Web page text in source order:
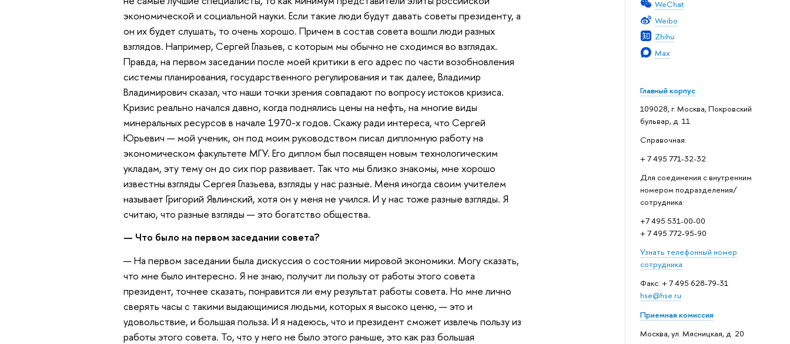
WeChat
Weibo
Zhihu
Max
Главный корпус
109028, г. Москва, Покровский
бульвар, д. 11
Справочная:
+ 7 495 771-32-32
Для соединения с внутренним
номером подразделения/
сотрудника:
+7 495 531-00-00
+ 7 495 772-95-90
Узнать телефонный номер
сотрудника
Факс: + 7 495 628-79-31
hse@hse.ru
Приемная комиссия
Москва, ул. Мясницкая, д. 20
экономической и социальной науки. Если такие люди будут давать советы президенту, а
он их будет слушать, то очень хорошо. Причем в состав совета вошли люди разных
взглядов. Например, Сергей Глазьев, с которым мы обычно не сходимся во взглядах.
Правда, на первом заседании после моей критики в его адрес по части возобновления
системы планирования, государственного регулирования и так далее, Владимир
Владимирович сказал, что наши точки зрения совпадают по вопросу истоков кризиса.
Кризис реально начался давно, когда поднялись цены на нефть, на многие виды
минеральных ресурсов в начале 1970-х годов. Скажу ради интереса, что Сергей
Юрьевич — мой ученик, он под моим руководством писал дипломную работу на
экономическом факультете МГУ. Его диплом был посвящен новым технологическим
укладам, эту тему он до сих пор развивает. Так что мы близко знакомы, мне хорошо
известны взгляды Сергея Глазьева, взгляды у нас разные. Меня иногда своим учителем
называет Григорий Явлинский, хотя он у меня не учился. И у нас тоже разные взгляды. Я
считаю, что разные взгляды — это богатство общества.
— Что было на первом заседании совета?
— На первом заседании была дискуссия о состоянии мировой экономики. Могу сказать,
что мне было интересно. Я не знаю, получит ли пользу от работы этого совета
президент, точнее сказать, понравится ли ему результат работы совета. Но мне лично
сверять часы с такими выдающимися людьми, которых я высоко ценю, — это и
удовольствие, и большая польза. И я надеюсь, что и президент сможет извлечь пользу из
работы этого совета. То, что у него не было этого раньше, это как раз большая